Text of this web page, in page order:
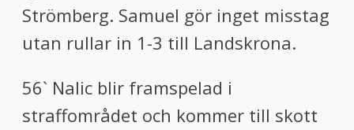
Strömberg. Samuel gör inget misstag
utan rullar in 1-3 till Landskrona.
56` Nalic blir framspelad i
straffområdet och kommer till skott